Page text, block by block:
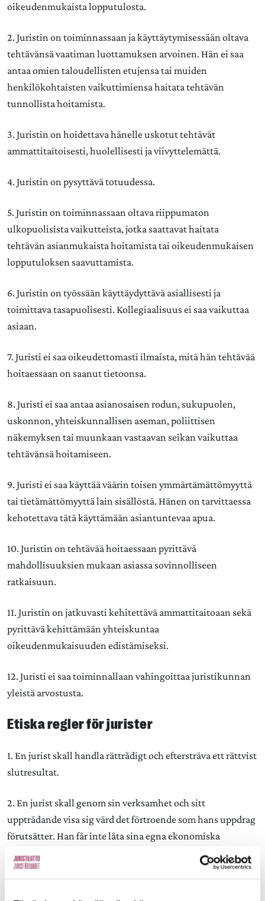
oikeudenmukaista lopputulosta.
2. Juristin on toiminnassaan ja käyttäytymisessään oltava
tehtävänsä vaatiman luottamuksen arvoinen. Hän ei saa
antaa omien taloudellisten etujensa tai muiden
henkilökohtaisten vaikuttimiensa haitata tehtävän
tunnollista hoitamista.
3. Juristin on hoidettava hänelle uskotut tehtävät
ammattitaitoisesti, huolellisesti ja viivyttelemättä.
4. Juristin on pysyttävä totuudessa.
5. Juristin on toiminnassaan oltava riippumaton
ulkopuolisista vaikutteista, jotka saattavat haitata
tehtävän asianmukaista hoitamista tai oikeudenmukaisen
lopputuloksen saavuttamista.
6. Juristin on työssään käyttäydyttävä asiallisesti ja
toimittava tasapuolisesti. Kollegiaalisuus ei saa vaikuttaa
asiaan.
7. Juristi ei saa oikeudettomasti ilmaista, mitä hän tehtävää
hoitaessaan on saanut tietoonsa.
8. Juristi ei saa antaa asianosaisen rodun, sukupuolen,
uskonnon, yhteiskunnallisen aseman, poliittisen
näkemyksen tai muunkaan vastaavan seikan vaikuttaa
tehtävänsä hoitamiseen.
9. Juristi ei saa käyttää väärin toisen ymmärtämättömyyttä
tai tietämättömyyttä lain sisällöstä. Hänen on tarvittaessa
kehotettava tätä käyttämään asiantuntevaa apua.
10. Juristin on tehtävää hoitaessaan pyrittävä
mahdollisuuksien mukaan asiassa sovinnolliseen
ratkaisuun.
11. Juristin on jatkuvasti kehitettävä ammattitaitoaan sekä
pyrittävä kehittämään yhteiskuntaa
oikeudenmukaisuuden edistämiseksi.
12. Juristi ei saa toiminnallaan vahingoittaa juristikunnan
yleistä arvostusta.
Etiska regler för jurister
1. En jurist skall handla rättrådigt och eftersträva ett rättvist
slutresultat.
2. En jurist skall genom sin verksamhet och sitt
uppträdande visa sig värd det förtroende som hans uppdrag
förutsätter. Han får inte låta sina egna ekonomiska
intressen eller andra personliga motiv hindra en
samvetsgrann skötsel av uppdragen.